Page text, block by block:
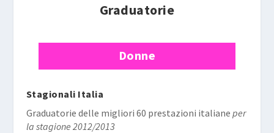
Graduatorie
Donne
Stagionali Italia
Graduatorie delle migliori 60 prestazioni italiane per
la stagione 2012/2013